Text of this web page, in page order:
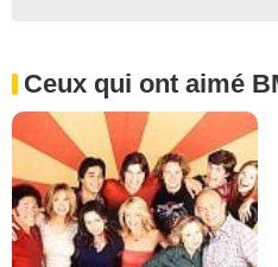
Ceux qui ont aimé